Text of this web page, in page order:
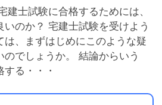
建士試験に合格するためには、
のか？ 宅建士試験を受けよう
は、まずはじめにこのような疑
のでしょうか。 結論からいう
る・・・